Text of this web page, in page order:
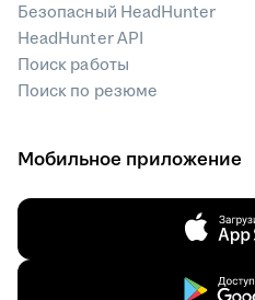
Безопасный HeadHunter
HeadHunter API
Поиск работы
Поиск по резюме
Мобильное приложение